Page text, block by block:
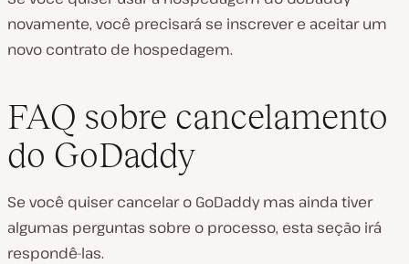
novamente, você precisará se inscrever e aceitar um
novo contrato de hospedagem.
FAQ sobre cancelamento
do GoDaddy
Se você quiser cancelar o GoDaddy mas ainda tiver
algumas perguntas sobre o processo, esta seção irá
respondê-las.